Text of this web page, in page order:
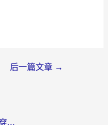
后一篇文章 →
海外党必看：ChickCN和极速穿梭VPN好用吗？3招教你选对回国加速器无缝刷国内资源